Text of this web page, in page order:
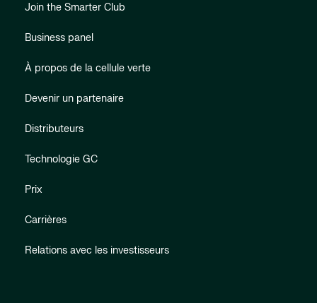
Join the Smarter Club
Business panel
À propos de la cellule verte
Devenir un partenaire
Distributeurs
Technologie GC
Prix
Carrières
Relations avec les investisseurs